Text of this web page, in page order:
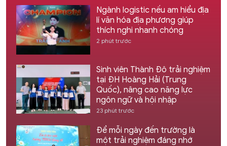
Ngành logistic nếu am hiểu địa
lí văn hóa địa phương giúp
thích nghi nhanh chóng
2 phút trước
Sinh viên Thành Đô trải nghiệm
tại ĐH Hoàng Hải (Trung
Quốc), nâng cao năng lực
ngôn ngữ và hội nhập
23 phút trước
Để mỗi ngày đến trường là
một trải nghiệm đáng nhớ